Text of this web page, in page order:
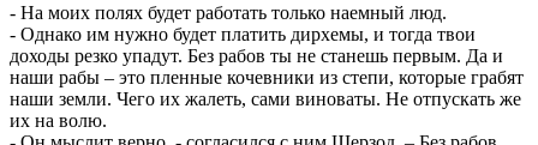
- На моих полях будет работать только наемный люд.
- Однако им нужно будет платить дирхемы, и тогда твои
доходы резко упадут. Без рабов ты не станешь первым. Да и
наши рабы – это пленные кочевники из степи, которые грабят
наши земли. Чего их жалеть, сами виноваты. Не отпускать же
их на волю.